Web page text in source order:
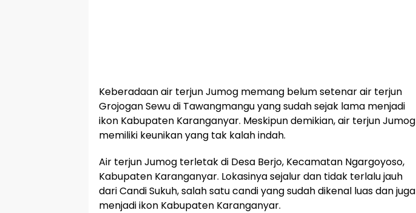
Keberadaan air terjun Jumog memang belum setenar air terjun
Grojogan Sewu di Tawangmangu yang sudah sejak lama menjadi
ikon Kabupaten Karanganyar. Meskipun demikian, air terjun Jumog
memiliki keunikan yang tak kalah indah.
Air terjun Jumog terletak di Desa Berjo, Kecamatan Ngargoyoso,
Kabupaten Karanganyar. Lokasinya sejalur dan tidak terlalu jauh
dari Candi Sukuh, salah satu candi yang sudah dikenal luas dan juga
menjadi ikon Kabupaten Karanganyar.